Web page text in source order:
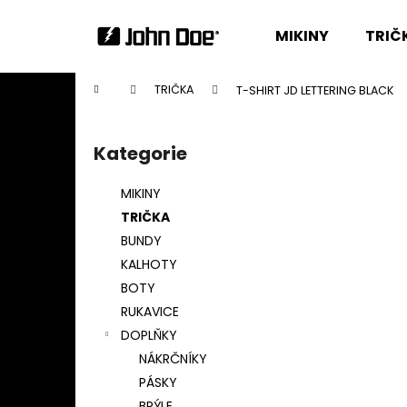
MIKINY
Domů TRIČKA T-SHIRT JD LETTERING BLACK
Přeskočit
kategorie
Kategorie
MIKINY
TRIČKA
BUNDY
KALHOTY
BOTY
RUKAVICE
DOPLŇKY
NÁKRČNÍKY
PÁSKY
í
Zpět
do
Zpět
do